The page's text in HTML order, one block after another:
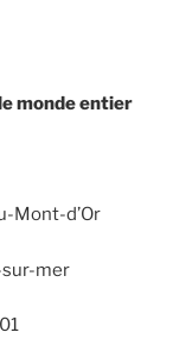
monde entier
Mont-d’Or
sur-mer